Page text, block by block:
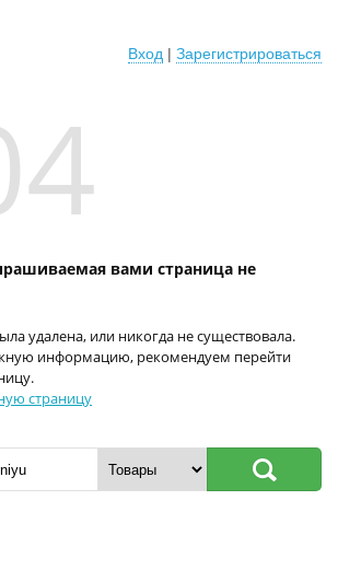
Вход | Зарегистрироваться
вами страница не
удалена, или никогда не существовала.
информацию, рекомендуем перейти
страницу